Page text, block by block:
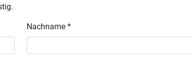
Nachname *